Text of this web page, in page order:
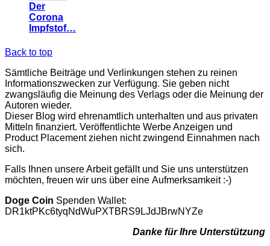
Der
Corona
Impfstof…
Back to top
Sämtliche Beiträge und Verlinkungen stehen zu reinen
Informationszwecken zur Verfügung. Sie geben nicht
zwangsläufig die Meinung des Verlags oder die Meinung der
Autoren wieder.
Dieser Blog wird ehrenamtlich unterhalten und aus privaten
Mitteln finanziert. Veröffentlichte Werbe Anzeigen und
Product Placement ziehen nicht zwingend Einnahmen nach
sich.
Falls Ihnen unsere Arbeit gefällt und Sie uns unterstützen
möchten, freuen wir uns über eine Aufmerksamkeit :-)
Doge Coin Spenden Wallet:
DR1ktPKc6tyqNdWuPXTBRS9LJdJBrwNYZe
Danke für Ihre Unterstützung